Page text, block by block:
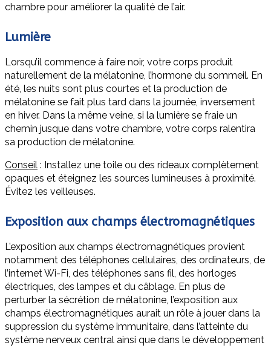
chambre pour améliorer la qualité de l’air.
Lumière
Lorsqu’il commence à faire noir, votre corps produit
naturellement de la mélatonine, l’hormone du sommeil. En
été, les nuits sont plus courtes et la production de
mélatonine se fait plus tard dans la journée, inversement
en hiver. Dans la même veine, si la lumière se fraie un
chemin jusque dans votre chambre, votre corps ralentira
sa production de mélatonine.
Conseil : Installez une toile ou des rideaux complètement
opaques et éteignez les sources lumineuses à proximité.
Évitez les veilleuses.
Exposition aux champs électromagnétiques
L’exposition aux champs électromagnétiques provient
notamment des téléphones cellulaires, des ordinateurs, de
l’internet Wi-Fi, des téléphones sans fil, des horloges
électriques, des lampes et du câblage. En plus de
perturber la sécrétion de mélatonine, l’exposition aux
champs électromagnétiques aurait un rôle à jouer dans la
suppression du système immunitaire, dans l’atteinte du
système nerveux central ainsi que dans le développement